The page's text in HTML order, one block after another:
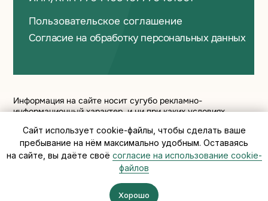
Сайт использует cookie-файлы, чтобы сделать ваше
пребывание на нём максимально удобным. Оставаясь
на сайте, вы даёте своё согласие на использование cookie-
файлов
Хорошо